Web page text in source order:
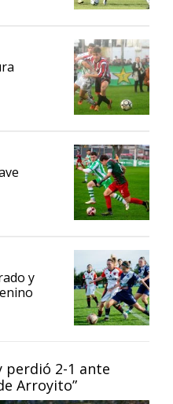
perdió 2-1 ante
Arroyito”
y